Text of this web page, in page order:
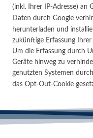
(inkl. Ihrer IP-Adresse) an
Daten durch Google
herunterladen und
zukünftige Erfassung
Um die Erfassung durch
Geräte hinweg zu
genutzten Systemen
das Opt-Out-Cookie